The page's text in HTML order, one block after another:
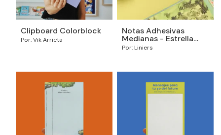
Clipboard Colorblock
Por: Vik Arrieta
Notas Adhesivas
Medianas - Estrella
Fugaz - Macanudo
Por: Liniers